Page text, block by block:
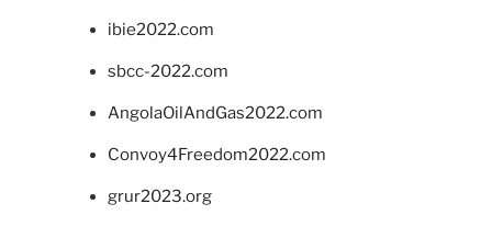
ibie2022.com
sbcc-2022.com
AngolaOilAndGas2022.com
Convoy4Freedom2022.com
grur2023.org